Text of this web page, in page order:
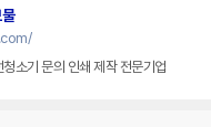
소기 문의 인쇄 제작 전문기업